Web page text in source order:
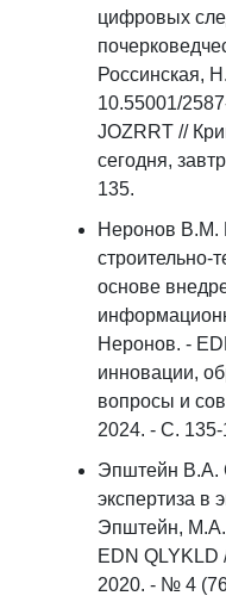
цифровых
Россинская,
10.55001/
JOZRRT //
сегодня,
135.
Неронов В.М.
строительно-
основе
Неронов. -
инновации,
вопросы и
2024. - С. 135-
Эпштейн В.А.
экспертиза в
Эпштейн, М.А.
EDN QLYKLD
2020. - № 4